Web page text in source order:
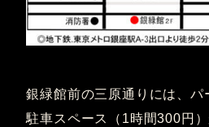
銀緑館前の三原通りには、パ
駐車スペース（1時間300円